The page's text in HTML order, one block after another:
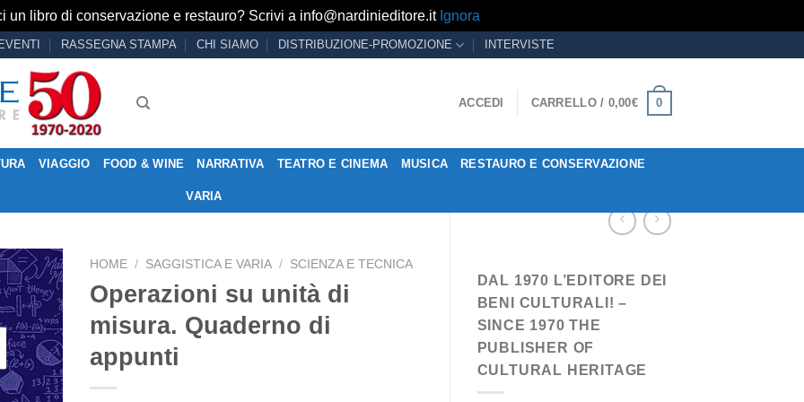
un libro di conservazione e restauro? Scrivi a info@nardinieditore.it Ignora
EVENTI RASSEGNA STAMPA CHI SIAMO DISTRIBUZIONE-PROMOZIONE INTERVISTE
ACCEDI CARRELLO / 0,00€ 0
VIAGGIO FOOD & WINE NARRATIVA TEATRO E CINEMA MUSICA RESTAURO E CONSERVAZIONE
VARIA
DAL 1970 L’EDITORE DEI
BENI CULTURALI! –
SINCE 1970 THE
PUBLISHER OF
CULTURAL HERITAGE
Aggiungi
alla lista
dei
desideri
HOME / SAGGISTICA E VARIA / SCIENZA E TECNICA
Operazioni su unità di
misura. Quaderno di
appunti